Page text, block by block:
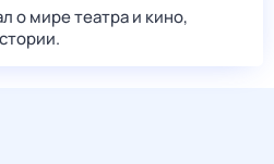
о мире театра и кино,